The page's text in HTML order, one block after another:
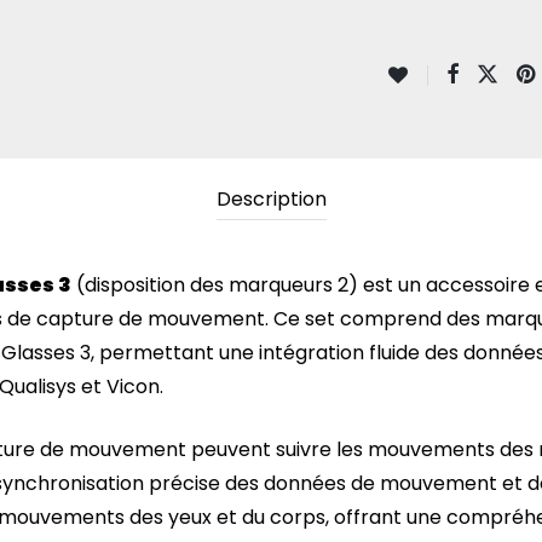
Description
3 (disposition des marqueurs 2) est un
capture de mouvement. Ce set comprend des
3, permettant une intégration fluide des
et Vicon.
de mouvement peuvent suivre les mouvements
précise des données de mouvement et
des yeux et du corps, offrant une